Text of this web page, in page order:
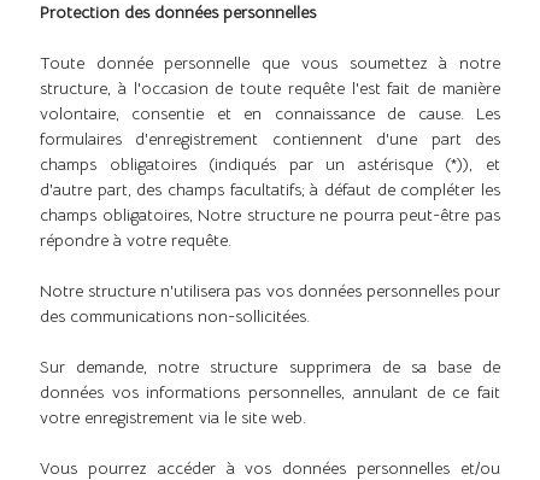
Protection des données personnelles
Toute donnée personnelle que vous soumettez à notre
structure, à l'occasion de toute requête l'est fait de manière
volontaire, consentie et en connaissance de cause. Les
formulaires d'enregistrement contiennent d'une part des
champs obligatoires (indiqués par un astérisque (*)), et
d'autre part, des champs facultatifs; à défaut de compléter les
champs obligatoires, Notre structure ne pourra peut-être pas
répondre à votre requête.
Notre structure n'utilisera pas vos données personnelles pour
des communications non-sollicitées.
Sur demande, notre structure supprimera de sa base de
données vos informations personnelles, annulant de ce fait
votre enregistrement via le site web.
Vous pourrez accéder à vos données personnelles et/ou